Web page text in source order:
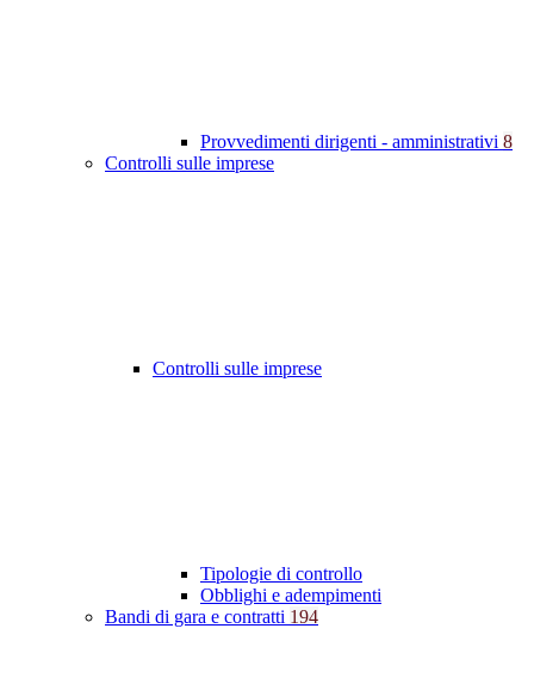
Provvedimenti dirigenti - amministrativi 8
Controlli sulle imprese
Controlli sulle imprese
Tipologie di controllo
Obblighi e adempimenti
Bandi di gara e contratti 194